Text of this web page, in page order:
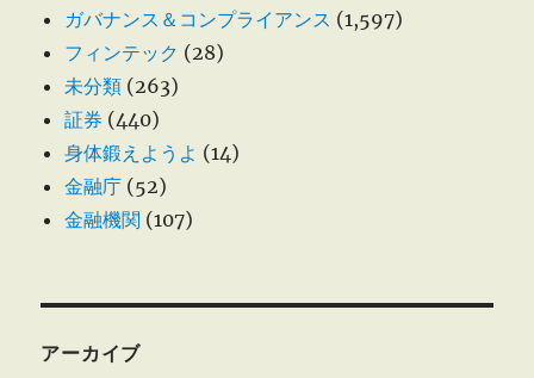
ガバナンス＆コンプライアンス (1,597)
フィンテック (28)
未分類 (263)
証券 (440)
身体鍛えようよ (14)
金融庁 (52)
金融機関 (107)
アーカイブ